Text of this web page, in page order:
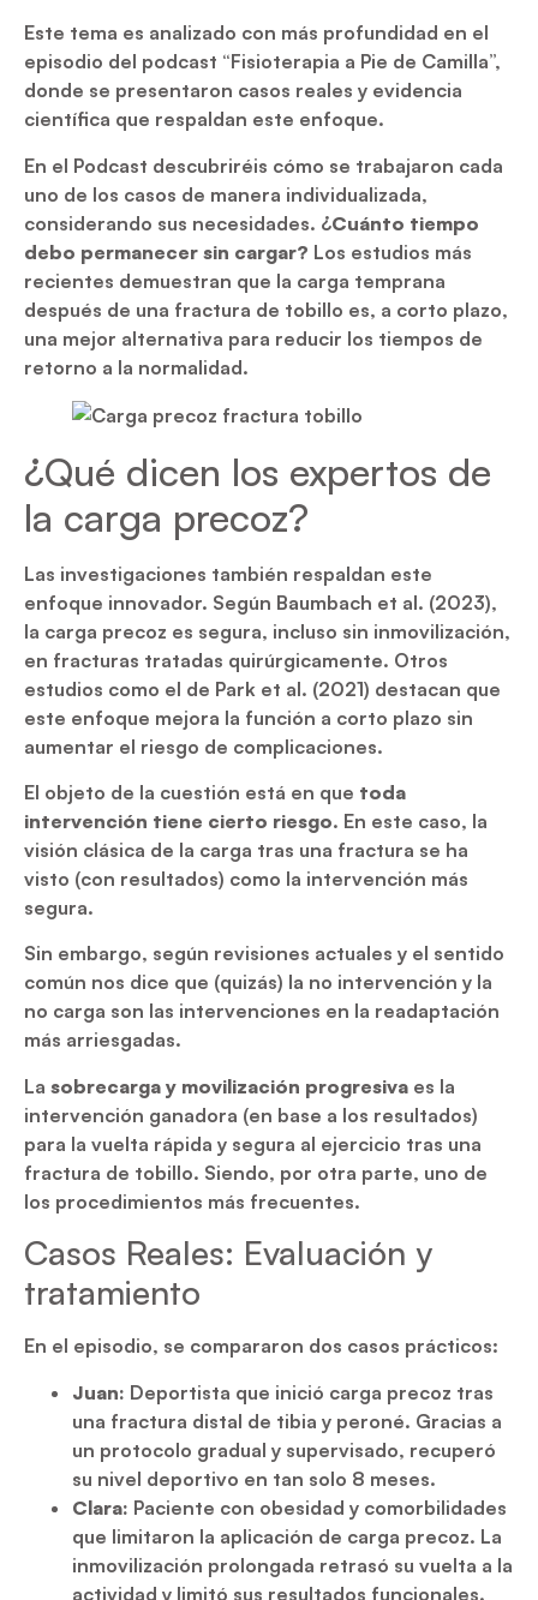
Este tema es analizado con más profundidad en el
episodio del podcast “Fisioterapia a Pie de Camilla”,
donde se presentaron casos reales y evidencia
científica que respaldan este enfoque.
En el Podcast descubriréis cómo se trabajaron cada
uno de los casos de manera individualizada,
considerando sus necesidades. ¿Cuánto tiempo
debo permanecer sin cargar? Los estudios más
recientes demuestran que la carga temprana
después de una fractura de tobillo es, a corto plazo,
una mejor alternativa para reducir los tiempos de
retorno a la normalidad.
¿Qué dicen los expertos de
la carga precoz?
Las investigaciones también respaldan este
enfoque innovador. Según Baumbach et al. (2023),
la carga precoz es segura, incluso sin inmovilización,
en fracturas tratadas quirúrgicamente. Otros
estudios como el de Park et al. (2021) destacan que
este enfoque mejora la función a corto plazo sin
aumentar el riesgo de complicaciones.
El objeto de la cuestión está en que toda
intervención tiene cierto riesgo. En este caso, la
visión clásica de la carga tras una fractura se ha
visto (con resultados) como la intervención más
segura.
Sin embargo, según revisiones actuales y el sentido
común nos dice que (quizás) la no intervención y la
no carga son las intervenciones en la readaptación
más arriesgadas.
La sobrecarga y movilización progresiva es la
intervención ganadora (en base a los resultados)
para la vuelta rápida y segura al ejercicio tras una
fractura de tobillo. Siendo, por otra parte, uno de
los procedimientos más frecuentes.
Casos Reales: Evaluación y
tratamiento
En el episodio, se compararon dos casos prácticos:
Juan: Deportista que inició carga precoz tras
una fractura distal de tibia y peroné. Gracias a
un protocolo gradual y supervisado, recuperó
su nivel deportivo en tan solo 8 meses.
Clara: Paciente con obesidad y comorbilidades
que limitaron la aplicación de carga precoz. La
inmovilización prolongada retrasó su vuelta a la
actividad y limitó sus resultados funcionales.